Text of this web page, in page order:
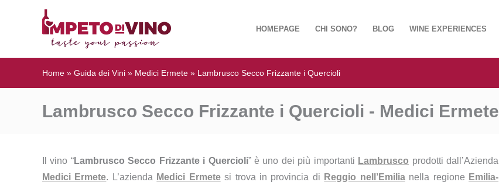
HOMEPAGE CHI SONO? BLOG WINE EXPERIENCES
Home » Guida dei Vini » Medici Ermete » Lambrusco Secco Frizzante i Quercioli
Lambrusco Secco Frizzante i Quercioli - Medici Ermete
Il vino “Lambrusco Secco Frizzante i Quercioli” è uno dei più importanti Lambrusco prodotti dall’Azienda
Medici Ermete. L’azienda Medici Ermetesi trova in provincia di Reggio nell’Emilianella regione Emilia-